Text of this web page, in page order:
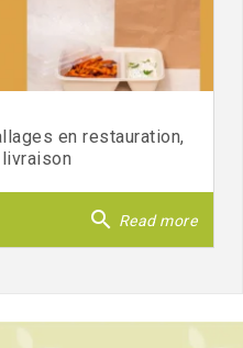
en restauration,
search Read more